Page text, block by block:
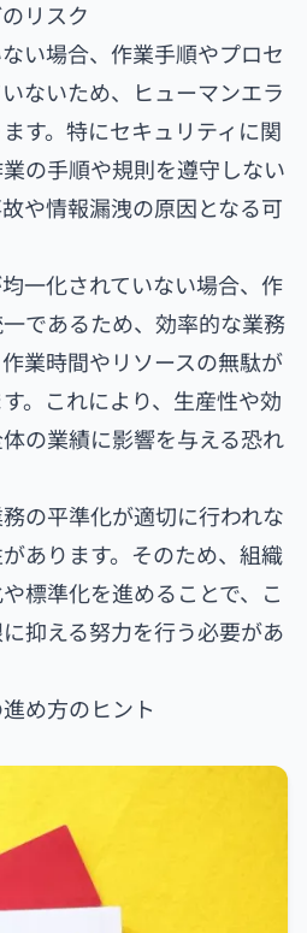
リスク
い場合、作業手順やプロセ
ないため、ヒューマンエラ
す。特にセキュリティに関
の手順や規則を遵守しない
や情報漏洩の原因となる可
一化されていない場合、作
であるため、効率的な業務
業時間やリソースの無駄が
。これにより、生産性や効
の業績に影響を与える恐れ
の平準化が適切に行われな
あります。そのため、組織
標準化を進めることで、こ
抑える努力を行う必要があ
め方のヒント